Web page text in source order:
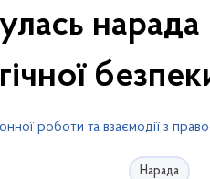
нарада
роботи та взаємодії з
Нарада